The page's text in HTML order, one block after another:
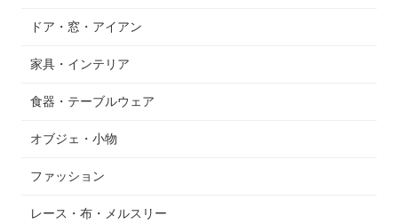
ドア・窓・アイアン
家具・インテリア
食器・テーブルウェア
オブジェ・小物
ファッション
レース・布・メルスリー